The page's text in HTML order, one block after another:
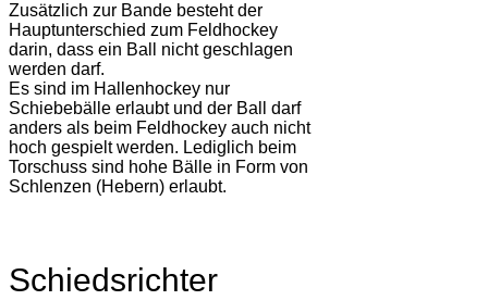
Zusätzlich zur Bande besteht der
Hauptunterschied zum Feldhockey
darin, dass ein Ball nicht geschlagen
werden darf.
Es sind im Hallenhockey nur
Schiebebälle erlaubt und der Ball darf
anders als beim Feldhockey auch nicht
hoch gespielt werden. Lediglich beim
Torschuss sind hohe Bälle in Form von
Schlenzen (Hebern) erlaubt.
Schiedsrichter